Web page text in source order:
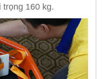
trọng 160 kg.